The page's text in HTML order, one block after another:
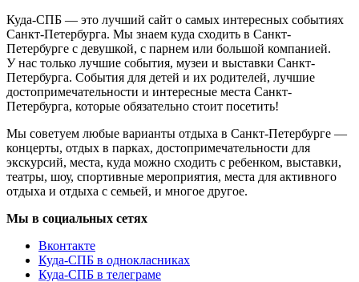
Куда-СПБ — это лучший сайт о самых интересных событиях
Санкт-Петербурга. Мы знаем куда сходить в Санкт-
Петербурге с девушкой, с парнем или большой компанией.
У нас только лучшие события, музеи и выставки Санкт-
Петербурга. События для детей и их родителей, лучшие
достопримечательности и интересные места Санкт-
Петербурга, которые обязательно стоит посетить!
Мы советуем любые варианты отдыха в Санкт-Петербурге —
концерты, отдых в парках, достопримечательности для
экскурсий, места, куда можно сходить с ребенком, выставки,
театры, шоу, спортивные мероприятия, места для активного
отдыха и отдыха с семьей, и многое другое.
Мы в социальных сетях
Вконтакте
Куда-СПБ в однокласниках
Куда-СПБ в телеграме